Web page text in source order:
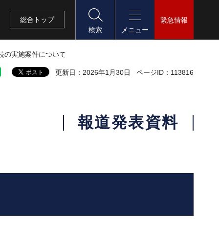
総合 トップ
検索
メニュー
緊急情報
の実施案件について
更新日：2026年1月30日 ページID：113816
報道発表資料